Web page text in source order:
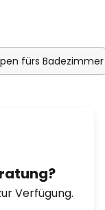
fürs Badezimmer
Verfügung.